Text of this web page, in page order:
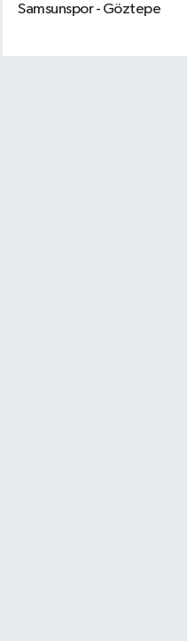
Samsunspor - Göztepe